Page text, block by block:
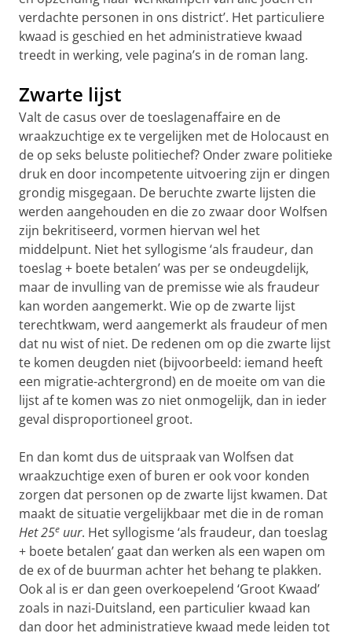
verdachte personen in ons district’. Het particuliere
kwaad is geschied en het administratieve kwaad
treedt in werking, vele pagina’s in de roman lang.
Zwarte lijst
Valt de casus over de toeslagenaffaire en de
wraakzuchtige ex te vergelijken met de Holocaust en
de op seks beluste politiechef? Onder zware politieke
druk en door incompetente uitvoering zijn er dingen
grondig misgegaan. De beruchte zwarte lijsten die
werden aangehouden en die zo zwaar door Wolfsen
zijn bekritiseerd, vormen hiervan wel het
middelpunt. Niet het syllogisme ‘als fraudeur, dan
toeslag + boete betalen’ was per se ondeugdelijk,
maar de invulling van de premisse wie als fraudeur
kan worden aangemerkt. Wie op de zwarte lijst
terechtkwam, werd aangemerkt als fraudeur of men
dat nu wist of niet. De redenen om op die zwarte lijst
te komen deugden niet (bijvoorbeeld: iemand heeft
een migratie-achtergrond) en de moeite om van die
lijst af te komen was zo niet onmogelijk, dan in ieder
geval disproportioneel groot.
En dan komt dus de uitspraak van Wolfsen dat
wraakzuchtige exen of buren er ook voor konden
zorgen dat personen op de zwarte lijst kwamen. Dat
maakt de situatie vergelijkbaar met die in de roman
Het 25e uur. Het syllogisme ‘als fraudeur, dan toeslag
+ boete betalen’ gaat dan werken als een wapen om
de ex of de buurman achter het behang te plakken.
Ook al is er dan geen overkoepelend ‘Groot Kwaad’
zoals in nazi-Duitsland, een particulier kwaad kan
dan door het administratieve kwaad mede leiden tot